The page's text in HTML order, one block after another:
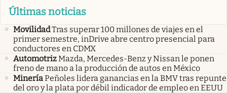
Últimas noticias
MovilidadTras superar 100 millones de viajes en el
primer semestre, inDrive abre centro presencial para
conductores en CDMX
AutomotrizMazda, Mercedes-Benz y Nissan le ponen
freno de mano a la producción de autos en México
MineríaPeñoles lidera ganancias en la BMV tras repunte
del oro y la plata por débil indicador de empleo en EEUU